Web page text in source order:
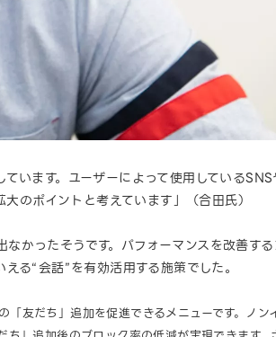
ます。ユーザーによって使用しているSNS
のポイントと考えています」（合田氏）
かったそうです。パフォーマンスを改善す
る“会話”を有効活用する施策でした。
友だち」追加を促進できるメニューです。ノン